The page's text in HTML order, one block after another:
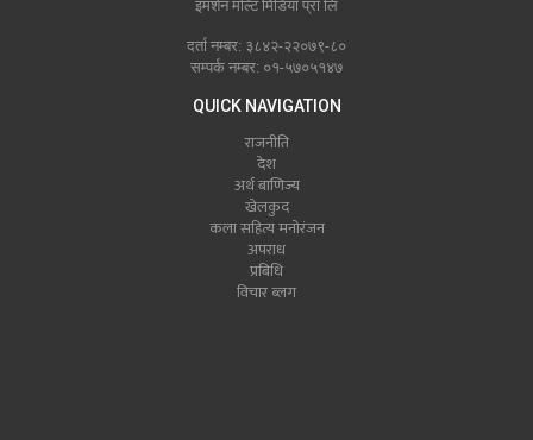
इमर्शन मल्टि मिडिया प्रा लि
दर्ता नम्बर: ३८४२-२२०७९-८०
सम्पर्क नम्बर: ०१-५७०५१४७
QUICK NAVIGATION
राजनीति
देश
अर्थ बाणिज्य
खेलकुद
कला सहित्य मनोरंजन
अपराध
प्रबिधि
विचार ब्लग